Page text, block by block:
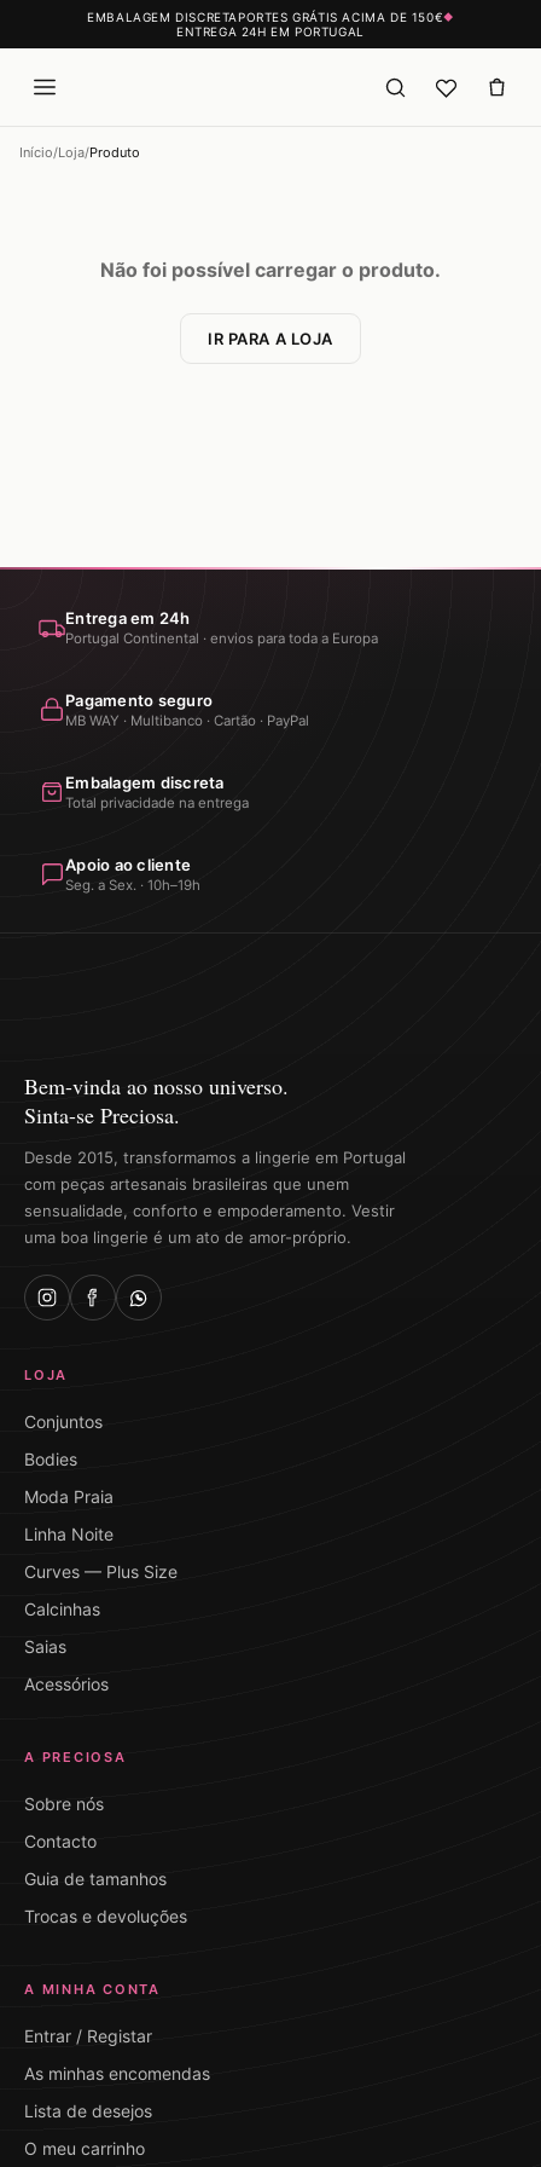
EMBALAGEM DISCRETAPORTES GRÁTIS ACIMA DE 150€◆
ENTREGA 24H EM PORTUGAL
Início/Loja/Produto
Não foi possível carregar o produto.
IR PARA A LOJA
Entrega em 24h
Portugal Continental · envios para toda a Europa
Pagamento seguro
MB WAY · Multibanco · Cartão · PayPal
Embalagem discreta
Total privacidade na entrega
Apoio ao cliente
Seg. a Sex. · 10h–19h
Bem-vinda ao nosso universo.
Sinta-se Preciosa.
Desde 2015, transformamos a lingerie em Portugal
com peças artesanais brasileiras que unem
sensualidade, conforto e empoderamento. Vestir
uma boa lingerie é um ato de amor-próprio.
LOJA
Conjuntos
Bodies
Moda Praia
Linha Noite
Curves — Plus Size
Calcinhas
Saias
Acessórios
A PRECIOSA
Sobre nós
Contacto
Guia de tamanhos
Trocas e devoluções
A MINHA CONTA
Entrar / Registar
As minhas encomendas
Lista de desejos
O meu carrinho